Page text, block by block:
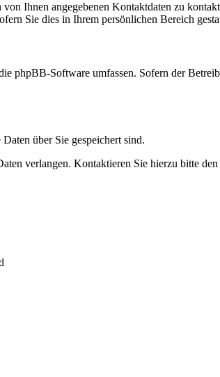
von Ihnen angegebenen Kontaktdaten zu
Sie dies in Ihrem persönlichen Bereich
phpBB-Software umfassen. Sofern der
über Sie gespeichert sind.
verlangen. Kontaktieren Sie hierzu bitte den